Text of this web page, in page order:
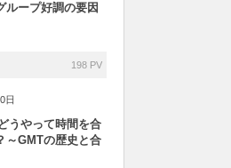
ループ好調の要因
198 PV
日
うやって時間を合
～GMTの歴史と合